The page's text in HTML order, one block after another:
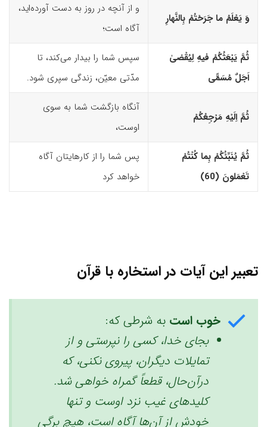
وَ یَعْلَمُ ما جَرَحْتُمْ بِالنَّهارِ
و از آنچه در روز به دست آورده‌اید،
آگاه است؛
ثُمَّ یَبْعَثُکُمْ فیهِ لِیُقْضیٰ
اَجَلٌ مُسَمًّى
سپس شما را بیدار می‌کند، تا
مدّتی معیّن، زندگی سپری شود.
ثُمَّ اِلَیْهِ مَرْجِعُکُمْ
آنگاه بازگشت شما به سوی
اوست،
ثُمَّ یُنَبِّئُکُمْ بِما کُنْتُمْ
تَعْمَلونَ (60)‏
پس شما را از کارهایتان آگاه
خواهد کرد
تعبیر این آیات در استخاره با قرآن
خوب است به شرطی که:
بجای خدا، کسی را نپرستی و از
تمایلات دیگران، پیروی نکنی، که
درآن‌حال، قطعاً گمراه خواهی شد.
کلیدهای غیب نزد اوست و تنها
خودش از آن‌ها آگاه است، هیچ برگی